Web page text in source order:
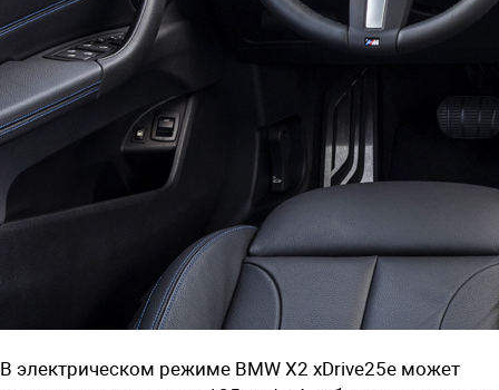
В электрическом режиме BMW X2 xDrive25e может